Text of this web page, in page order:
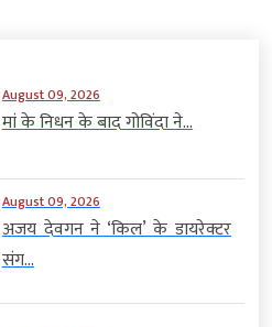
August 09, 2026
मां के निधन के बाद गोविंदा ने...
August 09, 2026
अजय देवगन ने ‘किल’ के डायरेक्टर
संग...